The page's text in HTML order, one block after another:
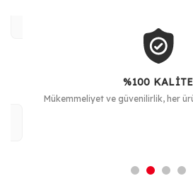
%100 KALİTE
Mükemmeliyet ve güvenilirlik, her